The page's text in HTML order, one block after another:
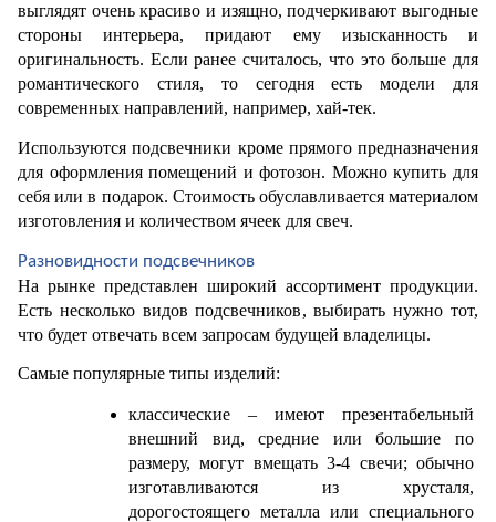
выглядят очень красиво и изящно, подчеркивают выгодные
стороны интерьера, придают ему изысканность и
оригинальность. Если ранее считалось, что это больше для
романтического стиля, то сегодня есть модели для
современных направлений, например, хай-тек.
Используются подсвечники кроме прямого предназначения
для оформления помещений и фотозон. Можно купить для
себя или в подарок. Стоимость обуславливается материалом
изготовления и количеством ячеек для свеч.
Разновидности подсвечников
На рынке представлен широкий ассортимент продукции.
Есть несколько видов подсвечников, выбирать нужно тот,
что будет отвечать всем запросам будущей владелицы.
Самые популярные типы изделий:
классические – имеют презентабельный
внешний вид, средние или большие по
размеру, могут вмещать 3-4 свечи; обычно
изготавливаются из хрусталя,
дорогостоящего металла или специального